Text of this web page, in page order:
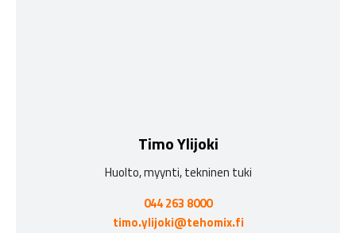
Timo Ylijoki
Huolto, myynti, tekninen tuki
044 263 8000
timo.ylijoki@tehomix.fi